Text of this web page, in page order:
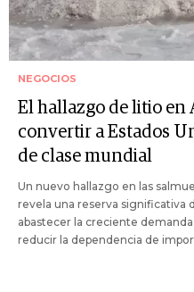
NEGOCIOS
El hallazgo de litio en
convertir a Estados
de clase mundial
Un nuevo hallazgo en las
revela una reserva significativa
abastecer la creciente
reducir la dependencia de